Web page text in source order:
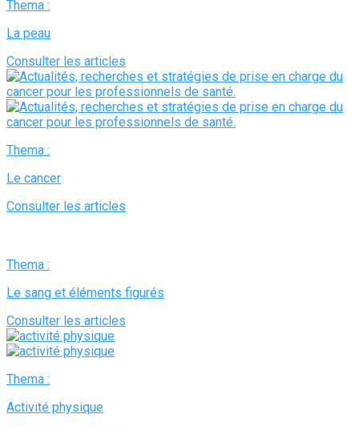
Thema :
La peau
Consulter les articles
Thema :
Le cancer
Consulter les articles
Thema :
Le sang et éléments figurés
Consulter les articles
Thema :
Activité physique